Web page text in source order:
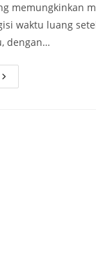
memungkinkan
waktu luang
dengan…
Mencetak